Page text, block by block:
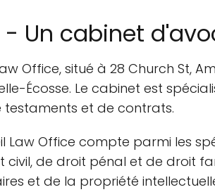
- Un cabinet
Office, situé à 28 Church St,
Écosse. Le cabinet est
et de contrats.
Law Office compte parmi les
civil, de droit pénal et de droit
et de la propriété